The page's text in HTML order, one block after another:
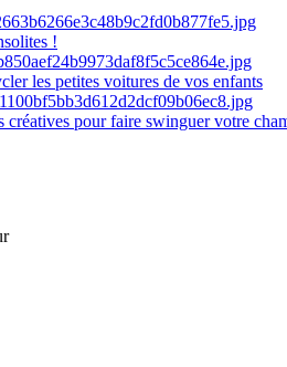
!
les petites voitures de vos enfants
créatives pour faire swinguer votre